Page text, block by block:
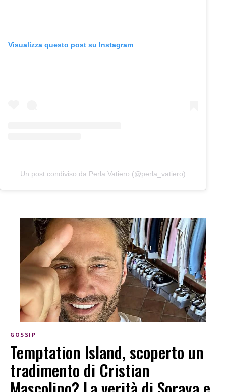
Visualizza questo post su Instagram
Un post condiviso da Perla Vatiero (@perla_vatiero)
GOSSIP
Temptation Island, scoperto un
tradimento di Cristian